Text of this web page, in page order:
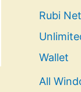
Rubi
Wallet
All